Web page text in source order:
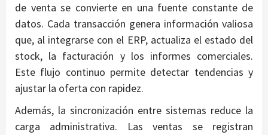
de venta se convierte en una fuente constante de
datos. Cada transacción genera información valiosa
que, al integrarse con el ERP, actualiza el estado del
stock, la facturación y los informes comerciales.
Este flujo continuo permite detectar tendencias y
ajustar la oferta con rapidez.
Además, la sincronización entre sistemas reduce la
carga administrativa. Las ventas se registran